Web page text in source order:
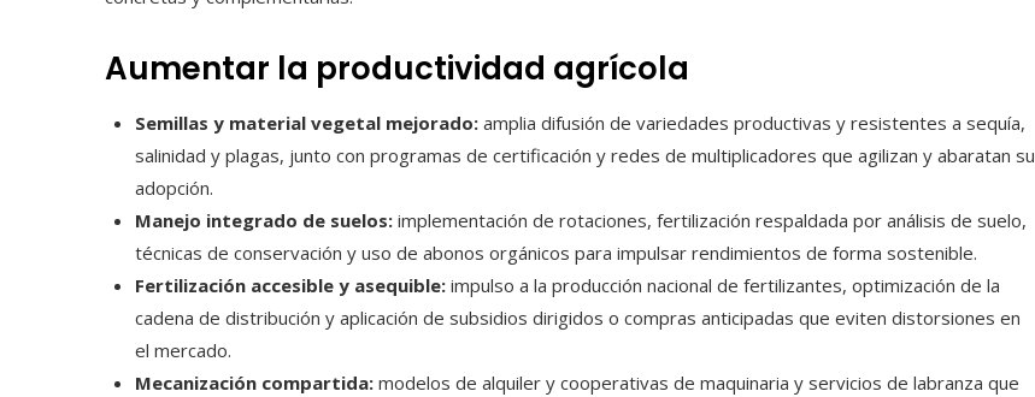
Aumentar la productividad agrícola
Semillas y material vegetal mejorado: amplia difusión de variedades productivas y resistentes a sequía,
salinidad y plagas, junto con programas de certificación y redes de multiplicadores que agilizan y abaratan su
adopción.
Manejo integrado de suelos: implementación de rotaciones, fertilización respaldada por análisis de suelo,
técnicas de conservación y uso de abonos orgánicos para impulsar rendimientos de forma sostenible.
Fertilización accesible y asequible: impulso a la producción nacional de fertilizantes, optimización de la
cadena de distribución y aplicación de subsidios dirigidos o compras anticipadas que eviten distorsiones en
el mercado.
Mecanización compartida: modelos de alquiler y cooperativas de maquinaria y servicios de labranza que